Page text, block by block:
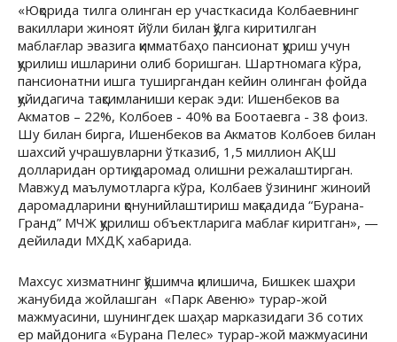
«Юқорида тилга олинган ер участкасида Колбаевнинг
вакиллари жиноят йўли билан қўлга киритилган
маблағлар эвазига қимматбаҳо пансионат қуриш учун
қурилиш ишларини олиб боришган. Шартномага кўра,
пансионатни ишга туширгандан кейин олинган фойда
қуйидагича тақсимланиши керак эди: Ишенбеков ва
Акматов – 22%, Колбоев - 40% ва Боотаевга - 38 фоиз.
Шу билан бирга, Ишенбеков ва Акматов Колбоев билан
шахсий учрашувларни ўтказиб, 1,5 миллион АҚШ
долларидан ортиқ даромад олишни режалаштирган.
Мавжуд маълумотларга кўра, Колбаев ўзининг жиноий
даромадларини қонунийлаштириш мақсадида “Бурана-
Гранд” МЧЖ қурилиш объектларига маблағ киритган», —
дейилади МХДҚ хабарида.
Махсус хизматнинг қўшимча қилишича, Бишкек шаҳри
жанубида жойлашган «Парк Авеню» турар-жой
мажмуасини, шунингдек шаҳар марказидаги 36 сотих
ер майдонига «Бурана Пелес» турар-жой мажмуасини